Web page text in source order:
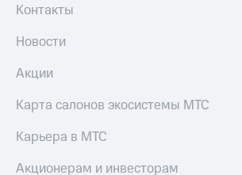
Контакты
Новости
Акции
Карта салонов экосистемы МТС
Карьера в МТС
Акционерам и инвесторам